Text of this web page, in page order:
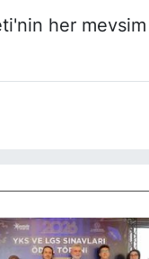
her mevsim